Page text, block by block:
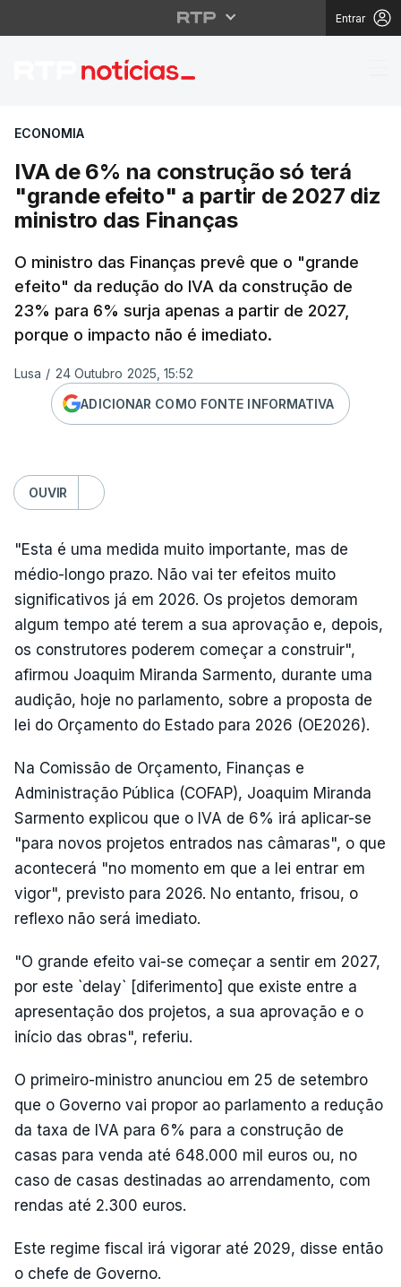
Entrar
IVA de 6% na
ECONOMIA
IVA de 6% na construção só terá
"grande efeito" a partir de 2027 diz
ministro das Finanças
O ministro das Finanças prevê que o "grande
efeito" da redução do IVA da construção de
23% para 6% surja apenas a partir de 2027,
porque o impacto não é imediato.
Lusa / 24 Outubro 2025, 15:52
ADICIONAR COMO FONTE INFORMATIVA
OUVIR
"Esta é uma medida muito importante, mas de
médio-longo prazo. Não vai ter efeitos muito
significativos já em 2026. Os projetos demoram
algum tempo até terem a sua aprovação e, depois,
os construtores poderem começar a construir",
afirmou Joaquim Miranda Sarmento, durante uma
audição, hoje no parlamento, sobre a proposta de
lei do Orçamento do Estado para 2026 (OE2026).
Na Comissão de Orçamento, Finanças e
Administração Pública (COFAP), Joaquim Miranda
Sarmento explicou que o IVA de 6% irá aplicar-se
"para novos projetos entrados nas câmaras", o que
acontecerá "no momento em que a lei entrar em
vigor", previsto para 2026. No entanto, frisou, o
reflexo não será imediato.
"O grande efeito vai-se começar a sentir em 2027,
por este `delay` [diferimento] que existe entre a
apresentação dos projetos, a sua aprovação e o
início das obras", referiu.
O primeiro-ministro anunciou em 25 de setembro
que o Governo vai propor ao parlamento a redução
da taxa de IVA para 6% para a construção de
casas para venda até 648.000 mil euros ou, no
caso de casas destinadas ao arrendamento, com
rendas até 2.300 euros.
Este regime fiscal irá vigorar até 2029, disse então
o chefe de Governo.